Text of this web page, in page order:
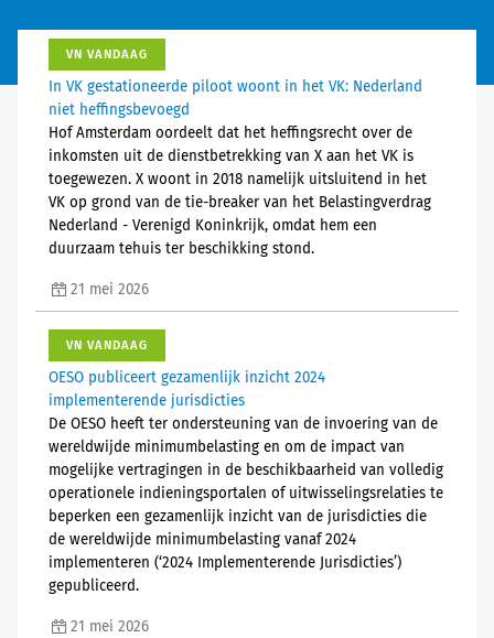
VN VANDAAG
In VK gestationeerde piloot woont in het VK: Nederland
niet heffingsbevoegd
Hof Amsterdam oordeelt dat het heffingsrecht over de
inkomsten uit de dienstbetrekking van X aan het VK is
toegewezen. X woont in 2018 namelijk uitsluitend in het
VK op grond van de tie-breaker van het Belastingverdrag
Nederland - Verenigd Koninkrijk, omdat hem een
duurzaam tehuis ter beschikking stond.
21 mei 2026
VN VANDAAG
OESO publiceert gezamenlijk inzicht 2024
implementerende jurisdicties
De OESO heeft ter ondersteuning van de invoering van de
wereldwijde minimumbelasting en om de impact van
mogelijke vertragingen in de beschikbaarheid van volledig
operationele indieningsportalen of uitwisselingsrelaties te
beperken een gezamenlijk inzicht van de jurisdicties die
de wereldwijde minimumbelasting vanaf 2024
implementeren (‘2024 Implementerende Jurisdicties’)
gepubliceerd.
21 mei 2026